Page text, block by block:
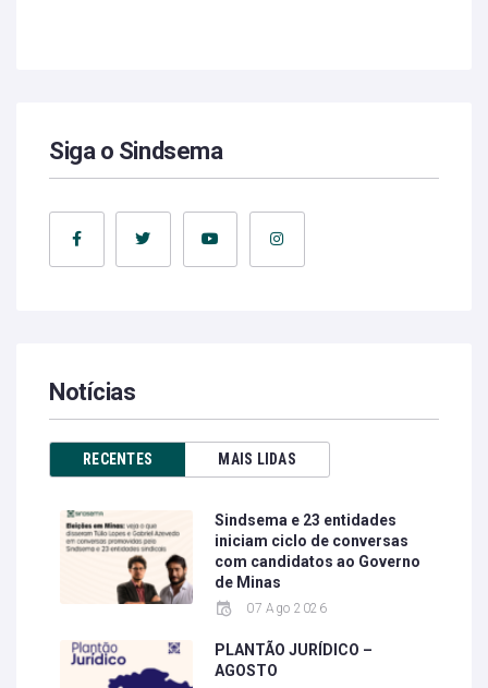
Siga o Sindsema
Notícias
RECENTES MAIS LIDAS
Sindsema e 23 entidades
iniciam ciclo de conversas
com candidatos ao Governo
de Minas
07 Ago 2026
PLANTÃO JURÍDICO –
AGOSTO